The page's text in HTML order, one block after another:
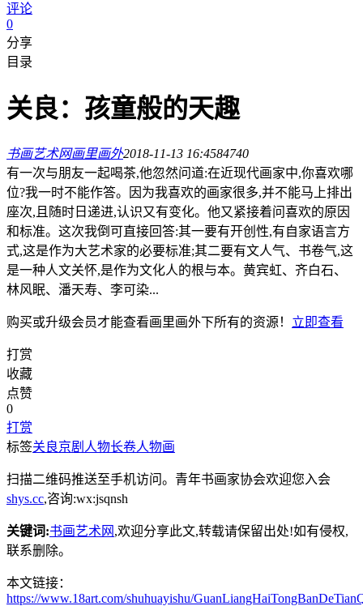
评论
0
分享
目录
关良：孩童般的天趣
书画艺术网画里画外2018-11-13 16:4584740
有一次与朋友一起喝茶,他忽然问道:在近现代画家中,你喜欢哪
位?我一时不能作答。因为我喜欢的画家很多,并不能马上排出
座次,且随时日递进,认识又有变化。他又紧接着问喜欢的原因
和标准。这次我倒可直接回答:其一要有开创性,有自家语言方
式,这是作为大艺术家的必要标准;其二要有文人气、书卷气,这
是一种人文关怀,是作为文化人的根与本。黄宾虹、齐白石、
林风眠、潘天寿、李可染...
购买或升级会员才能查看画里画外下所有的资源！ 立即查看
打赏
收藏
点赞
0
打赏
标签关良京剧人物长卷人物画
扫描二维码推送至手机访问。青年书画家协会欢迎您入会
shys.cc,咨询:wx:jsqnsh
关键词:书画艺术网 ,欢迎分享此文,转载请保留出处!如有侵权,
联系删除。
本文链接：
https://www.18art.com/shuhuayishu/